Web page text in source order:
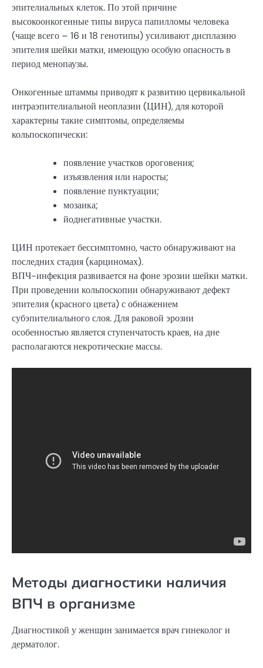
эпителиальных клеток. По этой причине
высокоонкогенные типы вируса папилломы человека
(чаще всего – 16 и 18 генотипы) усиливают дисплазию
эпителия шейки матки, имеющую особую опасность в
период менопаузы.
Онкогенные штаммы приводят к развитию цервикальной
интраэпителиальной неоплазии (ЦИН), для которой
характерны такие симптомы, определяемы
кольпоскопически:
появление участков ороговения;
изъязвления или наросты;
появление пунктуации;
мозаика;
йоднегативные участки.
ЦИН протекает бессимптомно, часто обнаруживают на
последних стадия (карциномах).
ВПЧ-инфекция развивается на фоне эрозии шейки матки.
При проведении кольпоскопии обнаруживают дефект
эпителия (красного цвета) с обнажением
субэпителиального слоя. Для раковой эрозии
особенностью является ступенчатость краев, на дне
располагаются некротические массы.
Методы диагностики наличия
ВПЧ в организме
Диагностикой у женщин занимается врач гинеколог и
дерматолог.